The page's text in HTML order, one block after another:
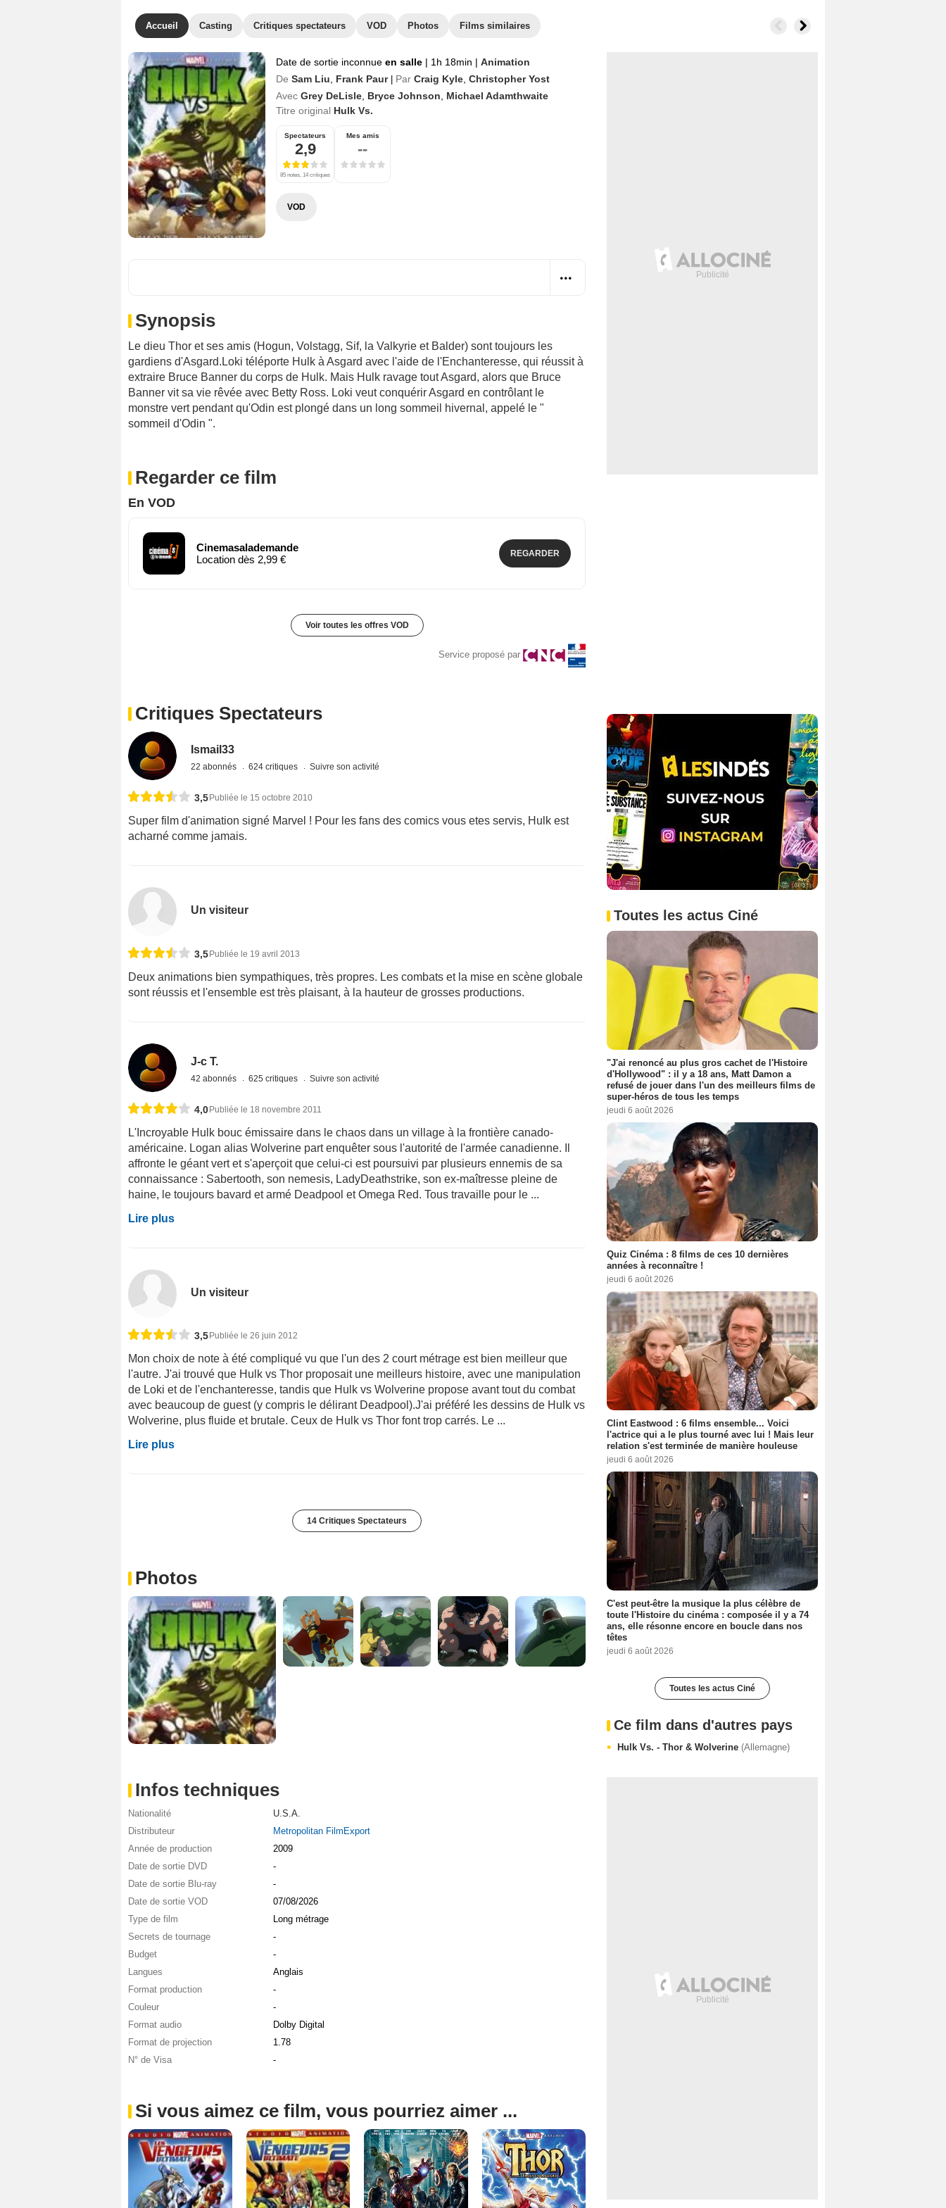
Accueil Casting Critiques spectateurs VOD Photos Films similaires
Date de sortie inconnue en salle | 1h 18min | Animation
De Sam Liu Frank Paur Par Craig Kyle Christopher Yost
Avec Grey DeLisle Bryce Johnson
Michael Adamthwaite
Titre original Hulk Vs.
Spectateurs
2,9
85 notes, 14 critiques
Mes amis
--
VOD
Synopsis
Le dieu Thor et ses amis (Hogun, Volstagg, Sif, la Valkyrie et Balder) sont toujours les
gardiens d'Asgard.Loki téléporte Hulk à Asgard avec l'aide de l'Enchanteresse, qui réussit à
extraire Bruce Banner du corps de Hulk. Mais Hulk ravage tout Asgard, alors que Bruce
Banner vit sa vie rêvée avec Betty Ross. Loki veut conquérir Asgard en contrôlant le
monstre vert pendant qu'Odin est plongé dans un long sommeil hivernal, appelé le "
sommeil d'Odin ".
Regarder ce film
En VOD
Cinemasalademande
Location dès 2,99 €
REGARDER
Voir toutes les offres VOD
Service proposé par
Critiques Spectateurs
Ismail33
22 abonnés 624 critiques Suivre son activité
3,5 Publiée le 15 octobre 2010
Super film d'animation signé Marvel ! Pour les fans des comics vous etes servis, Hulk est
acharné comme jamais.
Un visiteur
3,5Publiée le 19 avril 2013
Deux animations bien sympathiques, très propres. Les combats et la mise en scène globale
sont réussis et l'ensemble est très plaisant, à la hauteur de grosses productions.
J-c T.
42 abonnés 625 critiques Suivre son activité
4,0Publiée le 18 novembre 2011
L'Incroyable Hulk bouc émissaire dans le chaos dans un village à la frontière canado-
américaine. Logan alias Wolverine part enquêter sous l'autorité de l'armée canadienne. Il
affronte le géant vert et s'aperçoit que celui-ci est poursuivi par plusieurs ennemis de sa
connaissance : Sabertooth, son nemesis, LadyDeathstrike, son ex-maîtresse pleine de
haine, le toujours bavard et armé Deadpool et Omega Red. Tous travaille pour le ...
Lire plus
Un visiteur
3,5Publiée le 26 juin 2012
Mon choix de note à été compliqué vu que l'un des 2 court métrage est bien meilleur que
l'autre. J'ai trouvé que Hulk vs Thor proposait une meilleurs histoire, avec une manipulation
de Loki et de l'enchanteresse, tandis que Hulk vs Wolverine propose avant tout du combat
avec beaucoup de guest (y compris le délirant Deadpool).J'ai préféré les dessins de Hulk vs
Wolverine, plus fluide et brutale. Ceux de Hulk vs Thor font trop carrés. Le ...
Lire plus
14 Critiques Spectateurs
Photos
Infos techniques
Nationalité
U.S.A.
Distributeur
Metropolitan FilmExport
Année de production
2009
Date de sortie DVD
-
Date de sortie Blu-ray
-
Date de sortie VOD
07/08/2026
Type de film
Long métrage
Secrets de tournage
-
Budget
-
Langues
Anglais
Format production
-
Couleur
-
Format audio
Dolby Digital
Format de projection
1.78
N° de Visa
-
Si vous aimez ce film, vous pourriez aimer ...
Toutes les actus Ciné
"J'ai renoncé au plus gros cachet de l'Histoire
d'Hollywood" : il y a 18 ans, Matt Damon a
refusé de jouer dans l'un des meilleurs films de
super-héros de tous les temps
jeudi 6 août 2026
Quiz Cinéma : 8 films de ces 10 dernières
années à reconnaître !
jeudi 6 août 2026
Clint Eastwood : 6 films ensemble... Voici
l'actrice qui a le plus tourné avec lui ! Mais leur
relation s'est terminée de manière houleuse
jeudi 6 août 2026
C'est peut-être la musique la plus célèbre de
toute l'Histoire du cinéma : composée il y a 74
ans, elle résonne encore en boucle dans nos
têtes
jeudi 6 août 2026
Toutes les actus Ciné
Ce film dans d'autres pays
Hulk Vs. - Thor & Wolverine (Allemagne)